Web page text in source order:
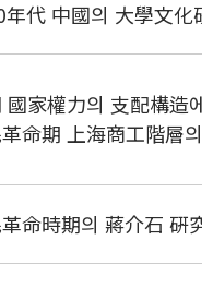
代 中國의 大學文化
家權力의 支配構造
命期 上海商工階層의
命時期의 蔣介石 硏